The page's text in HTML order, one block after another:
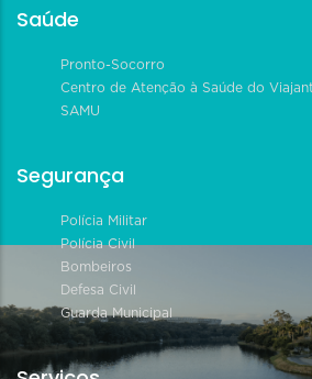
Saúde
Pronto-Socorro
Centro de Atenção à Saúde do
SAMU
Segurança
Polícia Militar
Polícia Civil
Bombeiros
Defesa Civil
Guarda Municipal